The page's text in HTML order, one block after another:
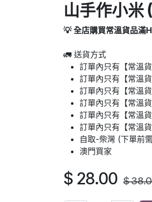
山手作小米
💡 全店購買常溫貨品滿
🚛 送貨方式
訂單內只有【常溫
訂單內只有【常溫
訂單內只有【常溫
訂單內只有【常溫
訂單內只有【常溫
訂單內只有【常溫
自取-柴灣 (下單前
澳門買家
$ 28.00 $